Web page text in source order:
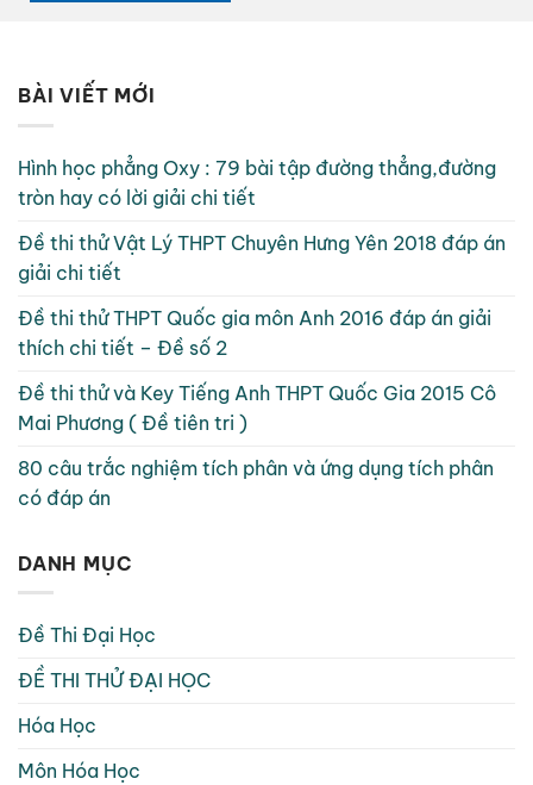
BÀI VIẾT MỚI
Hình học phẳng Oxy : 79 bài tập đường thẳng,đường
tròn hay có lời giải chi tiết
Đề thi thử Vật Lý THPT Chuyên Hưng Yên 2018 đáp án
giải chi tiết
Đề thi thử THPT Quốc gia môn Anh 2016 đáp án giải
thích chi tiết – Đề số 2
Đề thi thử và Key Tiếng Anh THPT Quốc Gia 2015 Cô
Mai Phương ( Đề tiên tri )
80 câu trắc nghiệm tích phân và ứng dụng tích phân
có đáp án
DANH MỤC
Đề Thi Đại Học
ĐỀ THI THỬ ĐẠI HỌC
Hóa Học
Môn Hóa Học